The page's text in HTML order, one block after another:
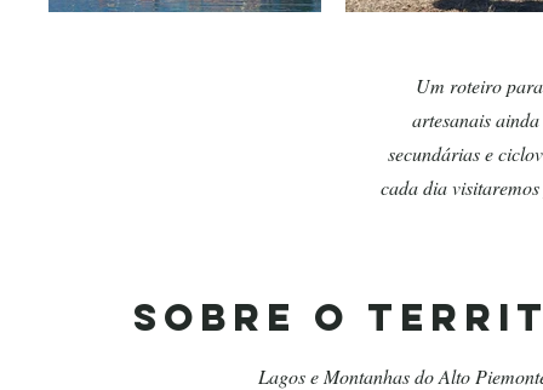
Um roteiro
artesanais
secundárias e
cada dia
SOBRE O
Lagos e Montanhas do Alto